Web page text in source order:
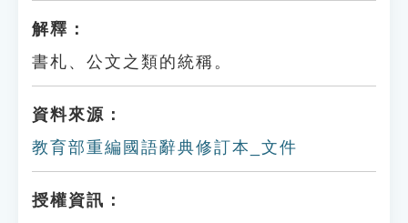
解釋：
書札、公文之類的統稱。
資料來源：
教育部重編國語辭典修訂本_文件
授權資訊：